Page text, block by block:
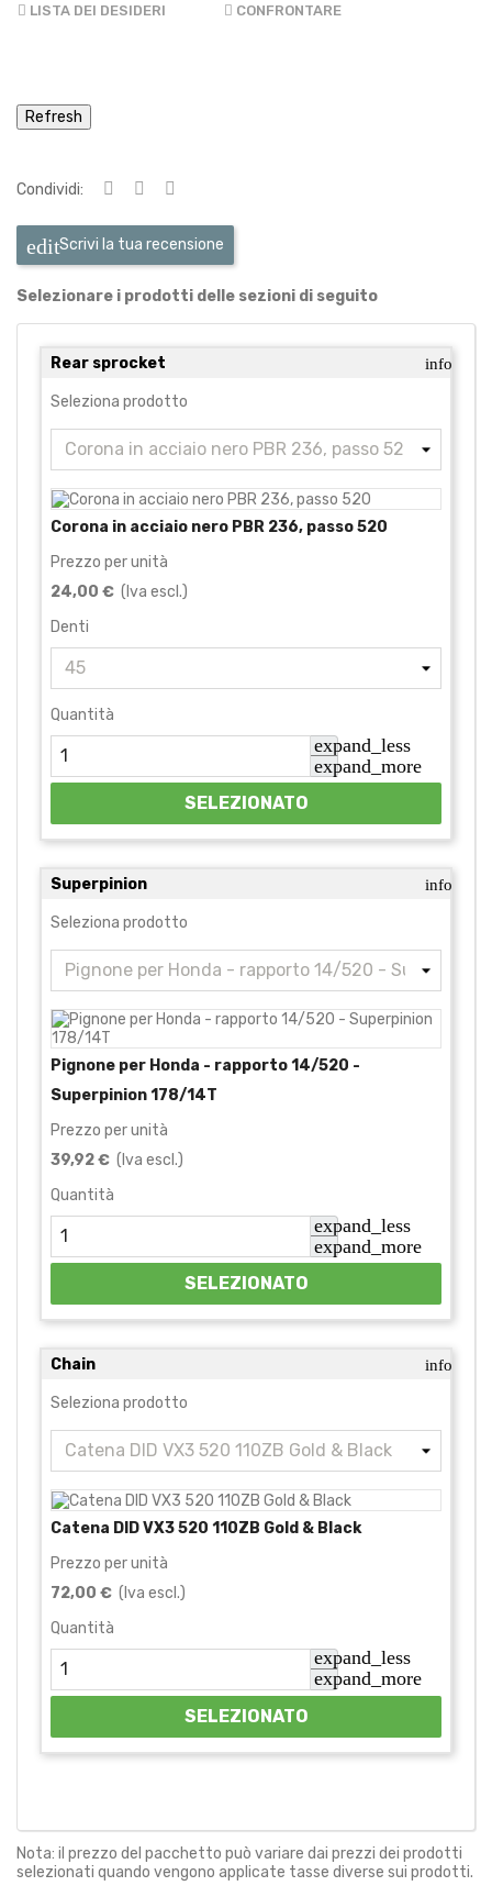
LISTA DEI DESIDERI CONFRONTARE
Condividi:
Scrivi la tua recensione
Selezionare i prodotti delle sezioni di seguito
Rear sprocket info
Seleziona prodotto
Corona in acciaio nero PBR 236, passo 520
Prezzo per unità
24,00 € (Iva escl.)
Denti
Quantità
expand_less
expand_more
SELEZIONATO
Superpinion info
Seleziona prodotto
Pignone per Honda - rapporto 14/520 -
Superpinion 178/14T
Prezzo per unità
39,92 € (Iva escl.)
Quantità
expand_less
expand_more
SELEZIONATO
Chain info
Seleziona prodotto
Catena DID VX3 520 110ZB Gold & Black
Prezzo per unità
72,00 € (Iva escl.)
Quantità
expand_less
expand_more
SELEZIONATO
Nota: il prezzo del pacchetto può variare dai prezzi dei prodotti
selezionati quando vengono applicate tasse diverse sui prodotti.